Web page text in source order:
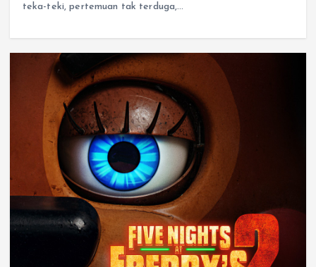
teka-teki, pertemuan tak terduga,…